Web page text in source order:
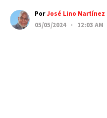
PorJosé Lino Martínez
05/05/2024 · 12:03 AM